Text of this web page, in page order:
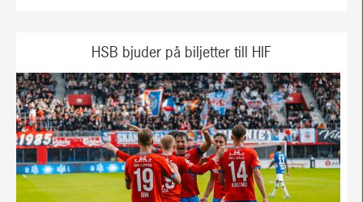
HSB bjuder på biljetter till HIF